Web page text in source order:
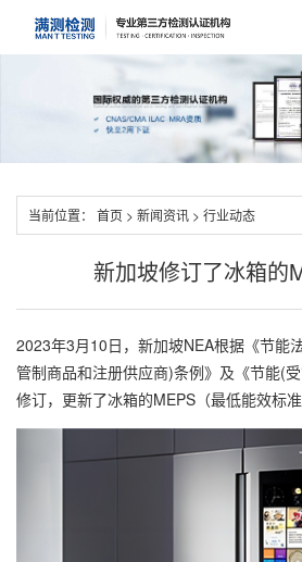
当前位置： 首页 > 新闻资讯 > 行业动态
新加坡修订了冰箱的
2023年3月10日，新加坡NEA根据《节能
管制商品和注册供应商)条例》及《节能(
修订，更新了冰箱的MEPS（最低能效标准